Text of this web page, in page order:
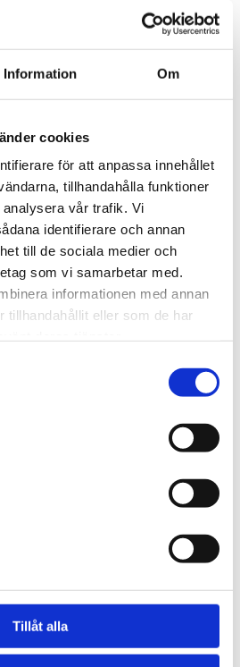
Information Om
cookies
för att anpassa innehållet
tillhandahålla funktioner
vår trafik. Vi
identifierare och annan
till de sociala medier och
som vi samarbetar med.
informationen med annan
tillhandahållit eller som de har
Tillåt alla
SISUSTUSSUUNNITTELU
korjaus & muutos
vuosina 1926–1985
oli aikansa suurin ja
joka avasi ovensa
jälkeen kesällä
palauttaa teatteri
luomalla juhlava
elokuvateatterin
nykypäivään uudella